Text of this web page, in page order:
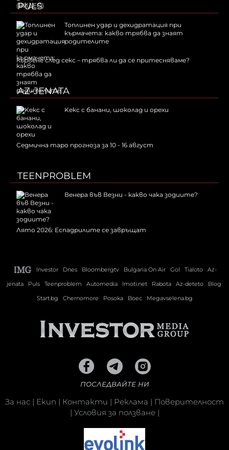
PULS
Топлинен удар и дехидратация при
кърмачета: какво трябва да знаят
родителите
Кървене след секс – трябва ли да се притесняваме?
AZ-JENATA
Kекс с банани, шоколад и орехи
Седмична таро прогноза за 10 - 16 август
TEENPROBLEM
Венера във Везни - какво чака зодиите?
Лято 2026: Еспадрилите се завръщат
Investor Dnes Bloombergtv Bulgaria On Air Gol Tialoto
Az-
jenata
Puls Teenproblem Automedia Imoti.net Rabota Az-deteto
Blog
Start.bg
Chernomore Posoka Boec Megavselena.bg
ПОСЛЕДВАЙТЕ НИ
За нас | Екип | Контакти | Реклама | Поверителност
| Условия за ползване|